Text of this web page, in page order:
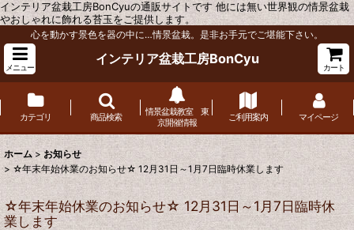
インテリア盆栽工房BonCyuの通販サイトです 他には無い世界観の情景盆栽
やおしゃれに飾れる苔玉をご提供します。
心を動かす景色を器の中に…情景盆栽。是非お手元でご堪能下さい。
メニュー
インテリア盆栽工房BonCyu
カート
カテゴリ 商品検索
情景盆栽教室 東
京開催情報
ご利用案内 マイページ
ホーム > お知らせ
> ☆年末年始休業のお知らせ☆ 12月31日～1月7日臨時休業します
☆年末年始休業のお知らせ☆ 12月31日～1月7日臨時休
業します